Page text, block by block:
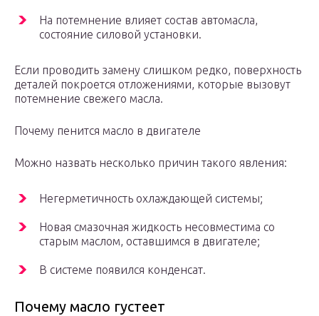
На потемнение влияет состав автомасла,
состояние силовой установки.
Если проводить замену слишком редко, поверхность
деталей покроется отложениями, которые вызовут
потемнение свежего масла.
Почему пенится масло в двигателе
Можно назвать несколько причин такого явления:
Негерметичность охлаждающей системы;
Новая смазочная жидкость несовместима со
старым маслом, оставшимся в двигателе;
В системе появился конденсат.
Почему масло густеет